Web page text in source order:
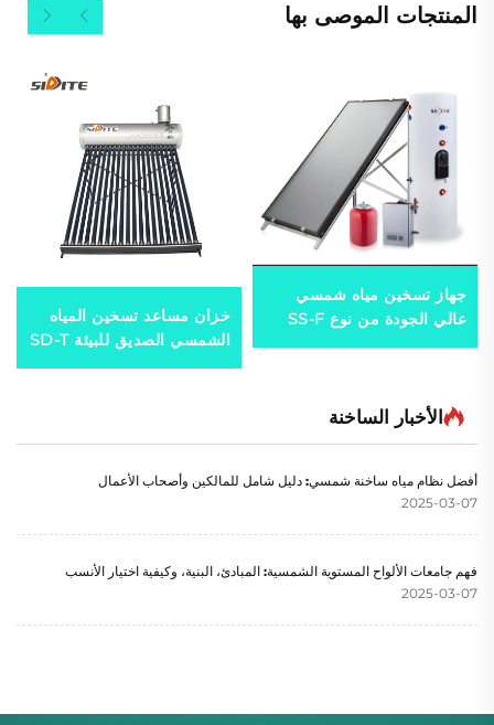
المنتجات الموصى بها
جهاز تسخين مياه شمسي
عالي الجودة من نوع SS-F
لوحة مسطحة مقسمة سهل
من الفولاذ المقاوم للصدأ مع
لفائف نحاسية
خزان مساعد تسخين المياه
الشمسي الصديق للبيئة SD-T
55 مم ضغط عالٍ من البولي
الأخبار الساخنة
أفضل نظام مياه ساخنة شمسي: دليل شامل للمالكين وأصحاب الأعمال
2025-03-07
فهم جامعات الألواح المستوية الشمسية: المبادئ، البنية، وكيفية اختيار الأنسب
2025-03-07